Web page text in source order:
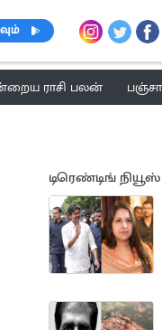
ராசி பலன்
டிரெண்டிங் நியூஸ்